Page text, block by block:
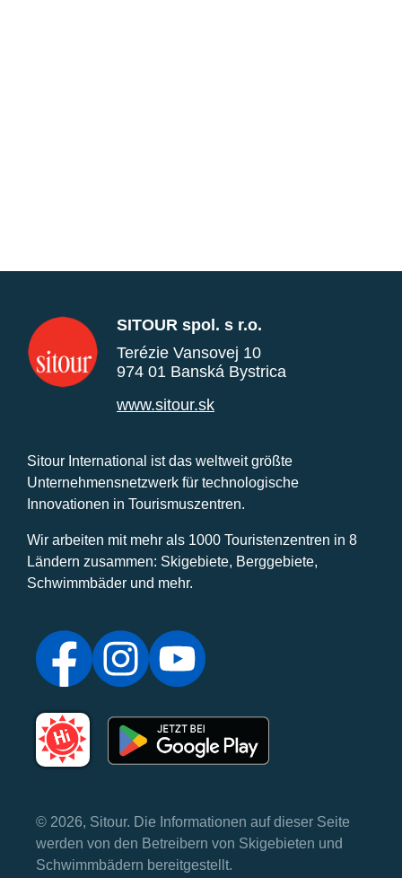
SITOUR spol. s r.o.
Terézie Vansovej 10
974 01 Banská Bystrica
www.sitour.sk
Sitour International ist das weltweit größte
Unternehmensnetzwerk für technologische
Innovationen in Tourismuszentren.
Wir arbeiten mit mehr als 1000 Touristenzentren in 8
Ländern zusammen: Skigebiete, Berggebiete,
Schwimmbäder und mehr.
© 2026, Sitour. Die Informationen auf dieser Seite
werden von den Betreibern von Skigebieten und
Schwimmbädern bereitgestellt.